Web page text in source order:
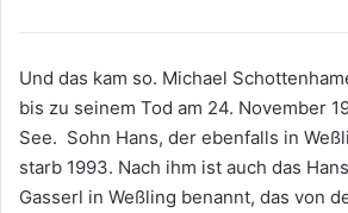
Und das kam so. Michael
bis zu seinem Tod am 24. November
See. Sohn Hans, der ebenfalls in
starb 1993. Nach ihm ist auch das
Gasserl in Weßling benannt, das von